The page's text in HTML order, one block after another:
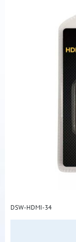
DSW-HDMI-34